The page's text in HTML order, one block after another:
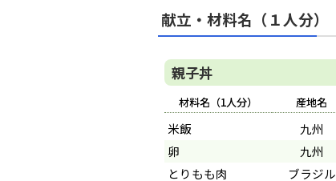
献立・材料名（１人分）
親子丼
材料名（1人分） 産地名
米飯 九州
卵
九州
とりもも肉
ブラジル